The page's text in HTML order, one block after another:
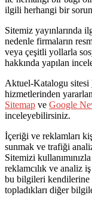
ilgili herhangi bir
Sitemiz yayınlarında
nedenle firmaların
veya çeşitli yollarla
hakkında yapılan
Aktuel-Katalogu sitesi
hizmetlerinden
Sitemap ve Google
inceleyebilirsiniz.
İçeriği ve reklamları
sunmak ve trafiği
Sitemizi
reklamcılık ve analiz
bu bilgileri kendilerine
topladıkları diğer